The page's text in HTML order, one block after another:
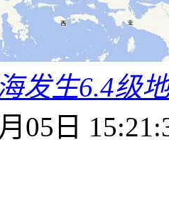
发生6.4级
05日